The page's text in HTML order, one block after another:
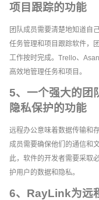
项目跟踪的功能
团队成员需要清楚地知道自
任务管理和项目跟踪软件，
工作按时完成。Trello、
高效地管理任务和项目。
5、一个强大的团
隐私保护的功能
远程办公意味着数据传输和
成员需要确保他们的通信和
此，软件的开发者需要采取
护用户的数据和隐私。
6、RayLink为远